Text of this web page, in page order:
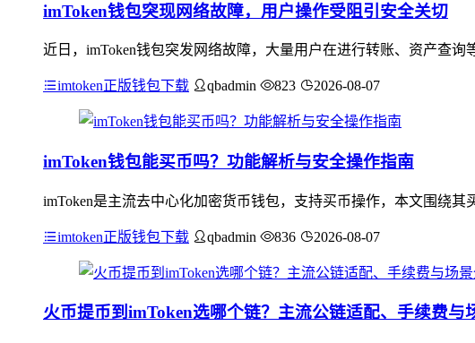
imToken钱包突现网络故障，用户操作受阻引安全关切
近日，imToken钱包突发网络故障，大量用户在进行转账、资产查
imtoken正版钱包下载 qbadmin 823 2026-08-07
imToken钱包能买币吗？功能解析与安全操作指南
imToken是主流去中心化加密货币钱包，支持买币操作，本文围绕
imtoken正版钱包下载 qbadmin 836 2026-08-07
火币提币到imToken选哪个链？主流公链适配、手续费与